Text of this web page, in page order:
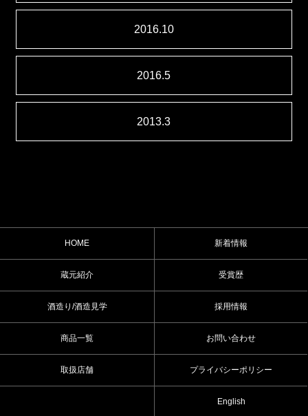
2016.10
2016.5
2013.3
HOME
蔵元紹介
酒造り/酒造見学
商品一覧
取扱店舗
新着情報
受賞歴
採用情報
お問い合わせ
プライバシーポリシー
English